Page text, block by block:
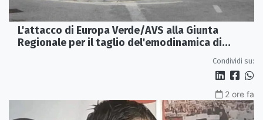
L'attacco di Europa Verde/AVS alla Giunta
Regionale per il taglio del'emodinamica di
Condividi su:
2 ore fa